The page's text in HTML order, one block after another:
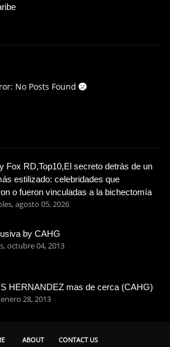
No Posts Found
Fox RD,Top10,El secreto detrás de un
estilizado: celebridades que
o fueron vinculadas a la bichectomía
agosto 05, 2026
by CAHG
octubre 04, 2013
HERNANDEZ mas de cerca (CAHG)
28, 2013
ABOUT CONTACT US